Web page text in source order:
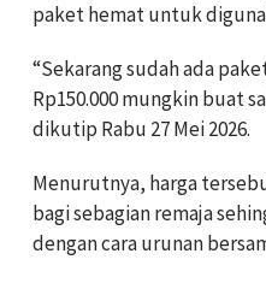
paket hemat untuk
“Sekarang sudah ada
Rp150.000 mungkin buat
dikutip Rabu 27 Mei 2026.
Menurutnya, harga
bagi sebagian remaja
dengan cara urunan